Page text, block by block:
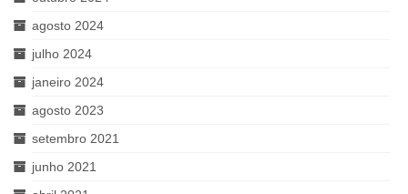
agosto 2024
julho 2024
janeiro 2024
agosto 2023
setembro 2021
junho 2021